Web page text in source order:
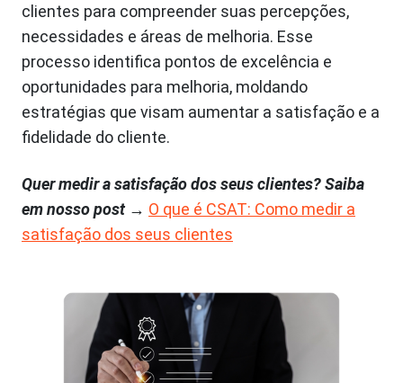
clientes para compreender suas percepções,
necessidades e áreas de melhoria. Esse
processo identifica pontos de excelência e
oportunidades para melhoria, moldando
estratégias que visam aumentar a satisfação e a
fidelidade do cliente.
Quer medir a satisfação dos seus clientes? Saiba
em nosso post → O que é CSAT: Como medir a
satisfação dos seus clientes